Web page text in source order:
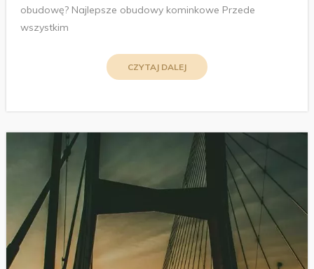
obudowę? Najlepsze obudowy kominkowe Przede
wszystkim
CZYTAJ DALEJ